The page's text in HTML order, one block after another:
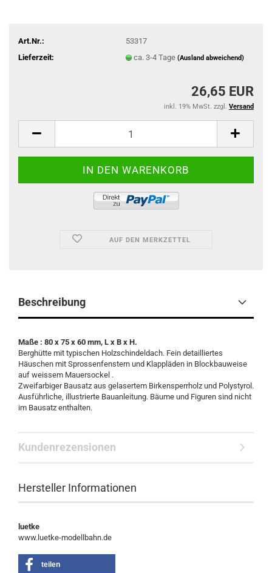
Art.Nr.:
53317
Lieferzeit:
ca. 3-4 Tage (Ausland abweichend)
26,65 EUR
inkl. 19% MwSt. zzgl. Versand
AUF DEN MERKZETTEL
Beschreibung
Maße : 80 x 75 x 60 mm, L x B x H.
Berghütte mit typischen Holzschindeldach. Fein detailliertes
Häuschen mit Sprossenfenstern und Klappläden in Blockbauweise
auf weissem Mauersockel .
Zweifarbiger Bausatz aus gelasertem Birkensperrholz und Polystyrol.
Ausführliche, illustrierte Bauanleitung. Bäume und Figuren sind nicht
im Bausatz enthalten.
Kundenrezensionen
Hersteller Informationen
luetke
www.luetke-modellbahn.de
teilen